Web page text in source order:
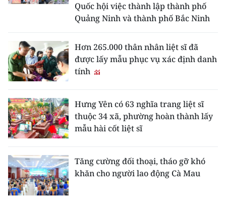
Quốc hội việc thành lập thành phố
Quảng Ninh và thành phố Bắc Ninh
Hơn 265.000 thân nhân liệt sĩ đã
được lấy mẫu phục vụ xác định danh
tính
Hưng Yên có 63 nghĩa trang liệt sĩ
thuộc 34 xã, phường hoàn thành lấy
mẫu hài cốt liệt sĩ
Tăng cường đối thoại, tháo gỡ khó
khăn cho người lao động Cà Mau